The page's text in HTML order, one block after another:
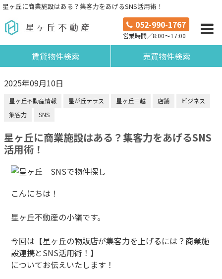
星ヶ丘に商業施設はある？集客力をあげるSNS活用術！
052-990-1767
営業時間／8:00～17:00
賃貸物件検索 売買物件検索
2025年09月10日
星ヶ丘不動産情報 星が丘テラス 星ヶ丘三越 店舗
ビジネス
集客力
SNS
星ヶ丘に商業施設はある？集客力をあげるSNS
活用術！
こんにちは！
星ヶ丘不動産の小嶺です。
今回は【星ヶ丘の物販店が集客力を上げるには？商業施
設連携とSNS活用術！】
についてお伝えいたします！